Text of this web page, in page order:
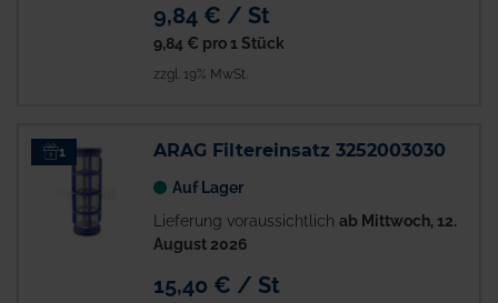
9,84 € / St
9,84 € pro 1 Stück
zzgl. 19% MwSt.
1 ARAG Filtereinsatz 3252003030
Auf Lager
Lieferung voraussichtlich ab Mittwoch, 12.
August 2026
15,40 € / St